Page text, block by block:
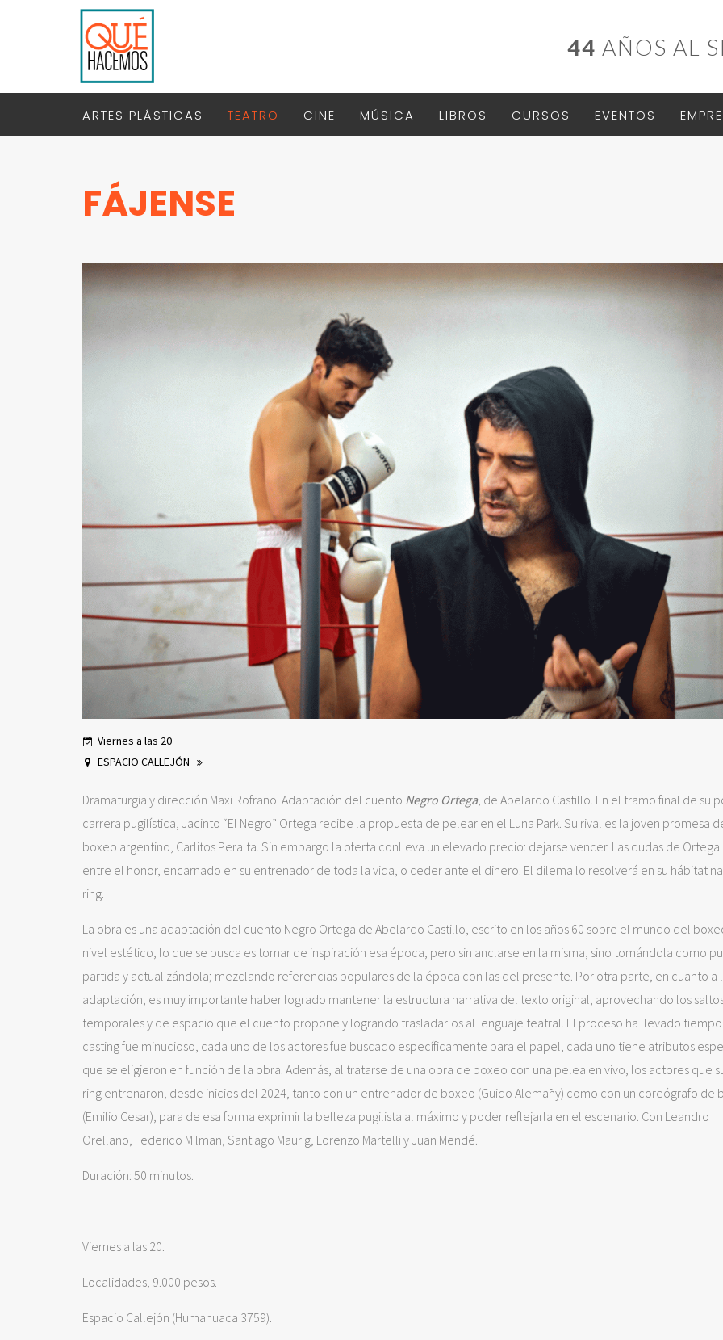
44 AÑOS AL
ARTES PLÁSTICAS TEATRO CINE MÚSICA LIBROS CURSOS EVENTOS
FÁJENSE
Viernes a las 20
ESPACIO CALLEJÓN
Dramaturgia y dirección Maxi Rofrano. Adaptación del cuento Negro Ortega, de Abelardo Castillo. En el tramo final de su
carrera pugilística, Jacinto “El Negro” Ortega recibe la propuesta de pelear en el Luna Park. Su rival es la joven promesa
boxeo argentino, Carlitos Peralta. Sin embargo la oferta conlleva un elevado precio: dejarse vencer. Las dudas de Ortega
entre el honor, encarnado en su entrenador de toda la vida, o ceder ante el dinero. El dilema lo resolverá en su hábitat
ring.
La obra es una adaptación del cuento Negro Ortega de Abelardo Castillo, escrito en los años 60 sobre el mundo del
nivel estético, lo que se busca es tomar de inspiración esa época, pero sin anclarse en la misma, sino tomándola como
partida y actualizándola; mezclando referencias populares de la época con las del presente. Por otra parte, en cuanto a
adaptación, es muy importante haber logrado mantener la estructura narrativa del texto original, aprovechando los
temporales y de espacio que el cuento propone y logrando trasladarlos al lenguaje teatral. El proceso ha llevado
casting fue minucioso, cada uno de los actores fue buscado específicamente para el papel, cada uno tiene atributos
que se eligieron en función de la obra. Además, al tratarse de una obra de boxeo con una pelea en vivo, los actores que
ring entrenaron, desde inicios del 2024, tanto con un entrenador de boxeo (Guido Alemañy) como con un coreógrafo de
(Emilio Cesar), para de esa forma exprimir la belleza pugilista al máximo y poder reflejarla en el escenario. Con Leandro
Orellano, Federico Milman, Santiago Maurig, Lorenzo Martelli y Juan Mendé.
Duración: 50 minutos.
Viernes a las 20.
Localidades, 9.000 pesos.
Espacio Callejón (Humahuaca 3759).